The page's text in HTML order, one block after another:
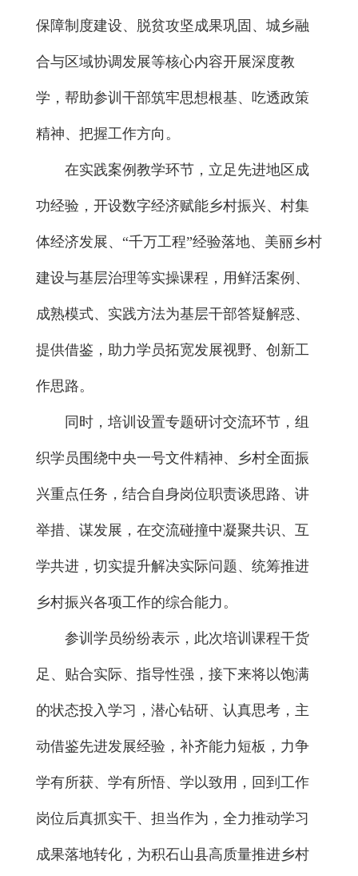
保障制度建设、脱贫攻坚成果巩固、城乡融
合与区域协调发展等核心内容开展深度教
学，帮助参训干部筑牢思想根基、吃透政策
精神、把握工作方向。
在实践案例教学环节，立足先进地区成
功经验，开设数字经济赋能乡村振兴、村集
体经济发展、“千万工程”经验落地、美丽乡村
建设与基层治理等实操课程，用鲜活案例、
成熟模式、实践方法为基层干部答疑解惑、
提供借鉴，助力学员拓宽发展视野、创新工
作思路。
同时，培训设置专题研讨交流环节，组
织学员围绕中央一号文件精神、乡村全面振
兴重点任务，结合自身岗位职责谈思路、讲
举措、谋发展，在交流碰撞中凝聚共识、互
学共进，切实提升解决实际问题、统筹推进
乡村振兴各项工作的综合能力。
参训学员纷纷表示，此次培训课程干货
足、贴合实际、指导性强，接下来将以饱满
的状态投入学习，潜心钻研、认真思考，主
动借鉴先进发展经验，补齐能力短板，力争
学有所获、学有所悟、学以致用，回到工作
岗位后真抓实干、担当作为，全力推动学习
成果落地转化，为积石山县高质量推进乡村